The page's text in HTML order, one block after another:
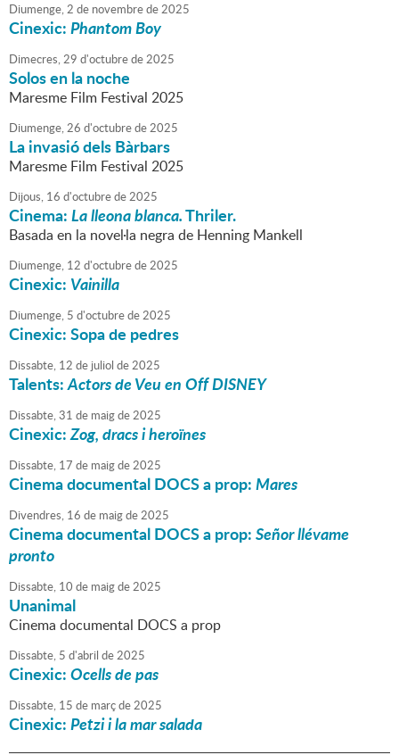
Diumenge,2 de novembrede2025
Cinexic:Phantom Boy
Dimecres,29 d'octubrede2025
Solos en la noche
Maresme Film Festival 2025
Diumenge,26 d'octubrede2025
La invasió dels Bàrbars
Maresme Film Festival 2025
Dijous, 16 d'octubrede2025
Cinema:La lleona blanca.Thriler.
Basada en la novel·la negra de Henning Mankell
Diumenge, 12 d'octubrede2025
Cinexic: Vainilla
Diumenge, 5 d'octubrede2025
Cinexic: Sopa de pedres
Dissabte, 12 de juliol de2025
Talents:Actors de Veu en Off DISNEY
Dissabte,31 de maigde2025
Cinexic:Zog, dracs i heroïnes
Dissabte, 17 de maigde2025
Cinema documental DOCS a prop:Mares
Divendres, 16 de maigde2025
Cinema documental DOCS a prop:Señor llévame
pronto
Dissabte, 10 de maigde2025
Unanimal
Cinema documental DOCS a prop
Dissabte, 5 d'abril de2025
Cinexic:Ocells de pas
Dissabte, 15 de marçde2025
Cinexic:Petzi i la mar salada